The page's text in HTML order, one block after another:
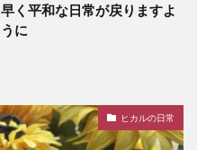
早く平和な日常が戻りますよ
うに
ヒカルの日常